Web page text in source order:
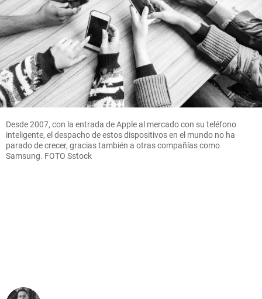
Desde 2007, con la entrada de Apple al mercado con su teléfono
inteligente, el despacho de estos dispositivos en el mundo no ha
parado de crecer, gracias también a otras compañías como
Samsung. FOTO Sstock